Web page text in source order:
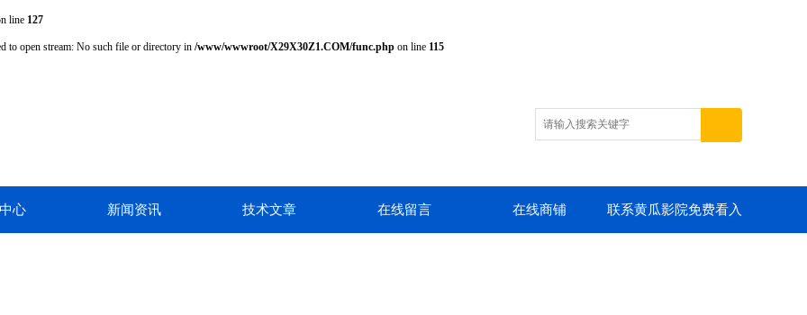
line 127
to open stream: No such file or directory in /www/wwwroot/X29X30Z1.COM/func.php on line 115
心 新闻资讯 技术文章 在线留言 在线商铺 联系黄瓜影院免费看入